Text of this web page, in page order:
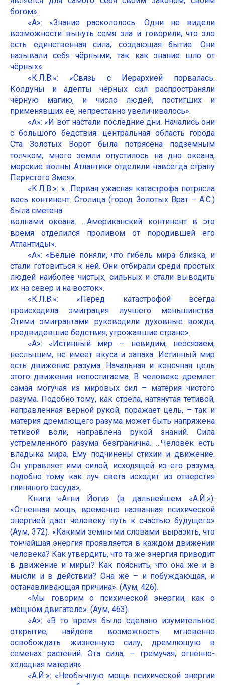
богом».
«А»: «Знание раскололось. Одни не видели
возможности вынуть семя зла и говорили, что зло
есть единственная сила, создающая бытие. Они
называли себя чёрными, так как знание шло от
чёрных».
«К.Л.В.»: «Связь с Иерархией порвалась.
Колдуны и адепты чёрных сил распространяли
чёрную магию, и число людей, постигших и
применявших её, непрестанно увеличивалось».
«А»: «И вот настали последние дни. Начались они
с большого бедствия: центральная область города
Ста Золотых Ворот была потрясена подземным
толчком, много земли опустилось на дно океана,
морские волны Атлантики отделили навсегда страну
Перистого Змея».
«К.Л.В.»: «…Первая ужасная катастрофа потрясла
весь континент. Столица (город Золотых Врат – А.С.)
была сметена
волнами океана. …Американский континент в это
время отделился проливом от породившей его
Атлантиды».
«А»: «Белые поняли, что гибель мира близка, и
стали готовиться к ней. Они отбирали среди простых
людей наиболее чистых, сильных и стали выводить
их на север и на восток».
«К.Л.В.»: «Перед катастрофой всегда
происходила эмиграция лучшего меньшинства.
Этими эмигрантами руководили духовные вожди,
предвидевшие бедствия, угрожавшие стране».
«А»: «Истинный мир – невидим, неосязаем,
неслышим, не имеет вкуса и запаха. Истинный мир
есть движение разума. Начальная и конечная цель
этого движения непостигаема. В человеке дремлет
самая могучая из мировых сил – материя чистого
разума. Подобно тому, как стрела, натянутая тетивой,
направленная верной рукой, поражает цель, – так и
материя дремлющего разума может быть напряжена
тетивой воли, направлена рукой знаний. Сила
устремленного разума безгранична. …Человек есть
владыка мира. Ему подчинены стихии и движение.
Он управляет ими силой, исходящей из его разума,
подобно тому как луч света исходит из отверстия
глиняного сосуда».
Книги «Агни Йоги» (в дальнейшем «А.Й.»):
«Огненная мощь, временно названная психической
энергией дает человеку путь к счастью будущего»
(Аум, 372). «Какими земными словами выразить, что
тончайшая энергия проявляется в каждом движении
человека? Как утвердить, что та же энергия приводит
в движение и миры? Как пояснить, что она же и в
мысли и в действии? Она же – и побуждающая, и
останавливающая причина». (Аум, 426).
«Мы говорим о психической энергии, как о
мощном двигателе». (Аум, 463).
«А»: «В то время было сделано изумительное
открытие, найдена возможность мгновенно
освобождать жизненную силу, дремлющую в
семенах растений. Эта сила, – гремучая, огненно-
холодная материя».
«А.Й.»: «Необычную мощь психической энергии